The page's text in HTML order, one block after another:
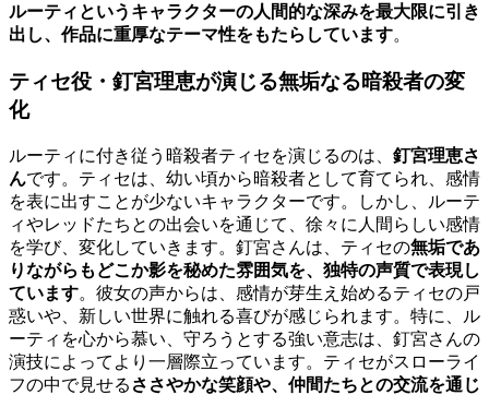
ルーティというキャラクターの人間的な深みを最大限に引き
出し、作品に重厚なテーマ性をもたらしています。
ティセ役・釘宮理恵が演じる無垢なる暗殺者の変
化
ルーティに付き従う暗殺者ティセを演じるのは、 釘宮理恵さ
んです。ティセは、幼い頃から暗殺者として育てられ、感情
を表に出すことが少ないキャラクターです。しかし、ルーテ
ィやレッドたちとの出会いを通じて、徐々に人間らしい感情
を学び、変化していきます。釘宮さんは、ティセの無垢であ
りながらもどこか影を秘めた雰囲気を、独特の声質で表現し
ています。彼女の声からは、感情が芽生え始めるティセの戸
惑いや、新しい世界に触れる喜びが感じられます。特に、ル
ーティを心から慕い、守ろうとする強い意志は、釘宮さんの
演技によってより一層際立っています。ティセがスローライ
フの中で見せる ささやかな笑顔や、仲間たちとの交流を通じ